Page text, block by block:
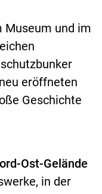
Museum und im
eröffneten
Geschichte
Ost-Gelände
in der